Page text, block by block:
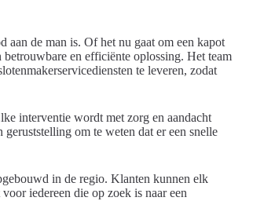
de man is. Of het nu gaat om een kapot
en efficiënte oplossing. Het team
te leveren, zodat
interventie wordt met zorg en aandacht
om te weten dat er een snelle
in de regio. Klanten kunnen elk
iedereen die op zoek is naar een